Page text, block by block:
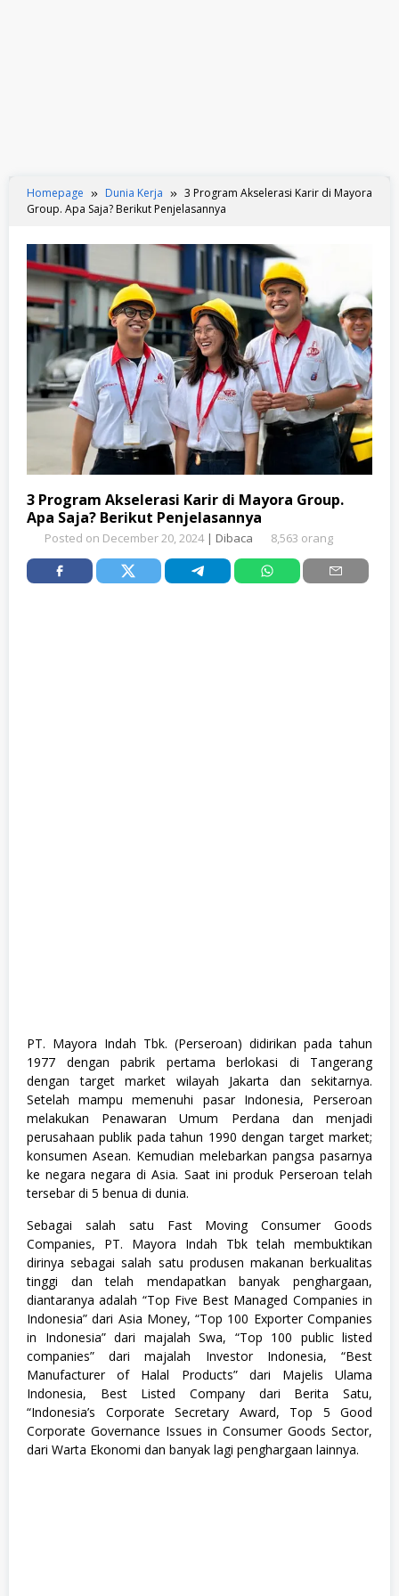
Homepage Dunia Kerja
3 Program Akselerasi Karir di Mayora
Group. Apa Saja? Berikut Penjelasannya
3 Program Akselerasi Karir di Mayora Group.
Apa Saja? Berikut Penjelasannya
Posted on December 20, 2024| Dibaca 8,563 orang
PT. Mayora Indah Tbk. (Perseroan) didirikan pada tahun
1977 dengan pabrik pertama berlokasi di Tangerang
dengan target market wilayah Jakarta dan sekitarnya.
Setelah mampu memenuhi pasar Indonesia, Perseroan
melakukan Penawaran Umum Perdana dan menjadi
perusahaan publik pada tahun 1990 dengan target market;
konsumen Asean. Kemudian melebarkan pangsa pasarnya
ke negara negara di Asia. Saat ini produk Perseroan telah
tersebar di 5 benua di dunia.
Sebagai salah satu Fast Moving Consumer Goods
Companies, PT. Mayora Indah Tbk telah membuktikan
dirinya sebagai salah satu produsen makanan berkualitas
tinggi dan telah mendapatkan banyak penghargaan,
diantaranya adalah “Top Five Best Managed Companies in
Indonesia” dari Asia Money, “Top 100 Exporter Companies
in Indonesia” dari majalah Swa, “Top 100 public listed
companies” dari majalah Investor Indonesia, “Best
Manufacturer of Halal Products” dari Majelis Ulama
Indonesia, Best Listed Company dari Berita Satu,
“Indonesia’s Corporate Secretary Award, Top 5 Good
Corporate Governance Issues in Consumer Goods Sector,
dari Warta Ekonomi dan banyak lagi penghargaan lainnya.